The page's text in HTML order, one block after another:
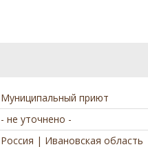
Муниципальный приют
- не уточнено -
Россия | Ивановская область